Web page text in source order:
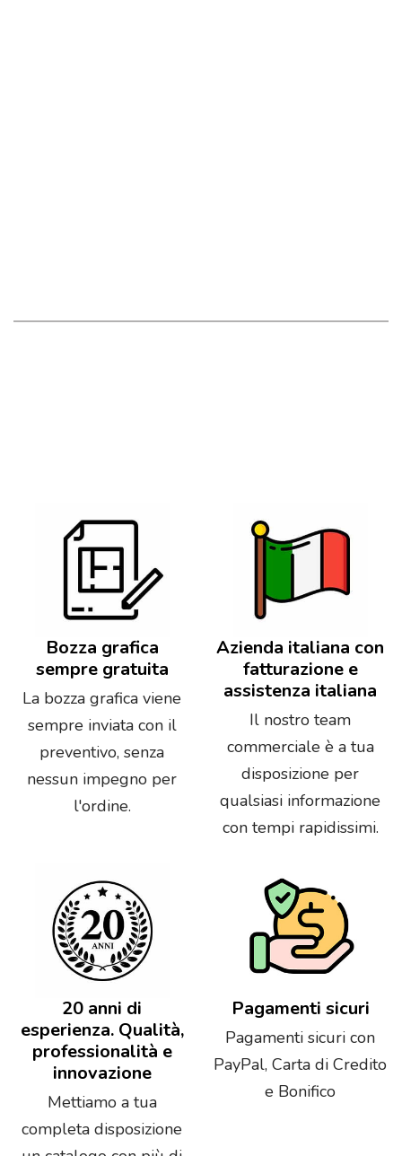
Bozza grafica
sempre gratuita
La bozza grafica viene
sempre inviata con il
preventivo, senza
nessun impegno per
l'ordine.
Azienda italiana con
fatturazione e
assistenza italiana
Il nostro team
commerciale è a tua
disposizione per
qualsiasi informazione
con tempi rapidissimi.
20 anni di
esperienza. Qualità,
professionalità e
innovazione
Mettiamo a tua
completa disposizione
Pagamenti sicuri
Pagamenti sicuri con
PayPal, Carta di Credito
e Bonifico